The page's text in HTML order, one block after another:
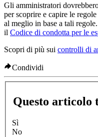
Gli amministratori
per scoprire e capire le
al meglio in base a tali
il Codice di condotta per le
Scopri di più sui controlli di
Condividi
Questo articolo
Sì
No